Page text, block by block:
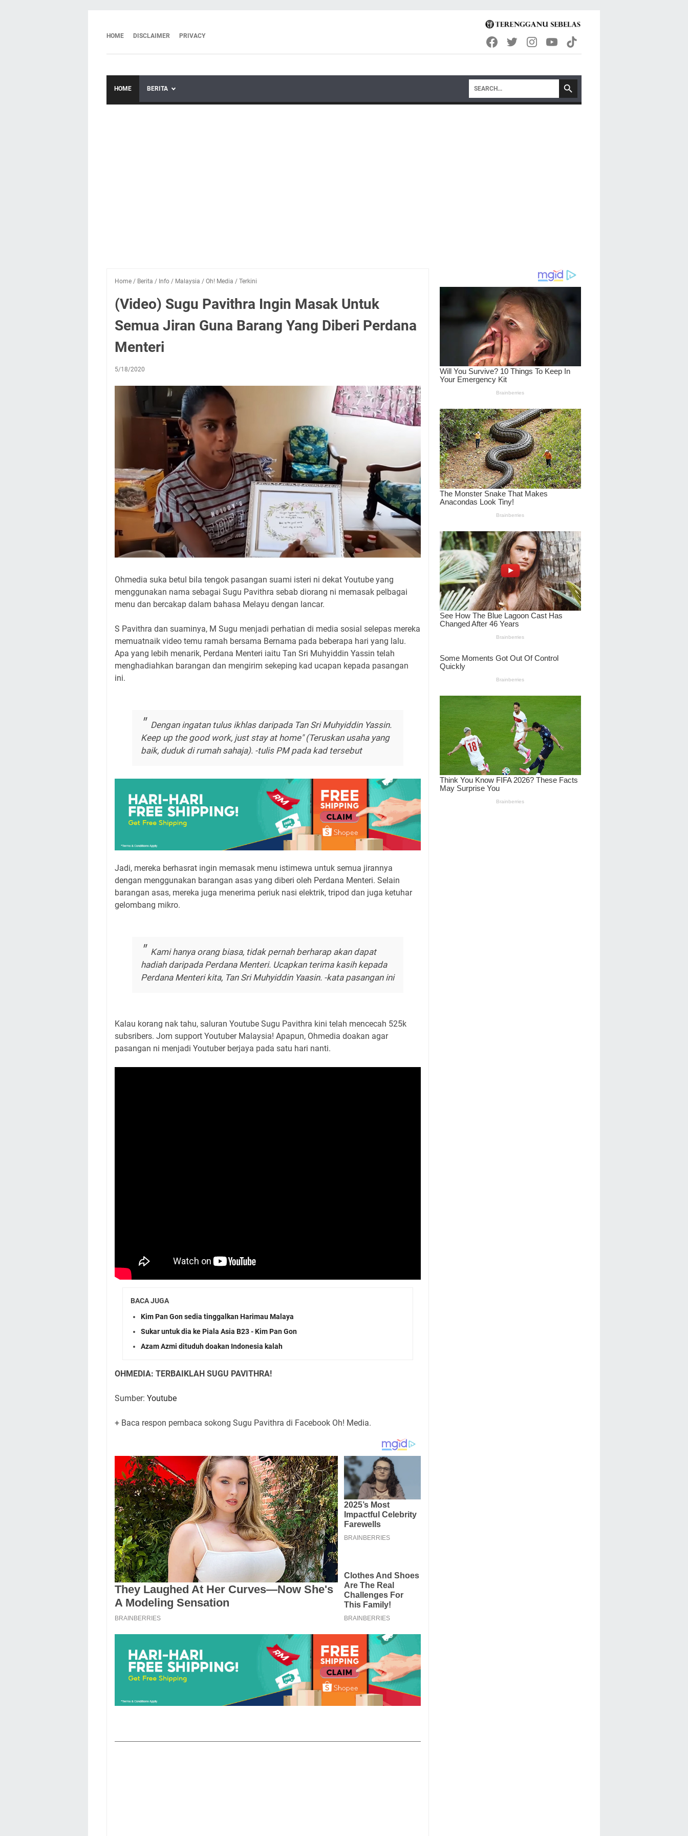
HOME DISCLAIMER PRIVACY
HOME BERITA
Home / Berita / Info / Malaysia / Oh! Media / Terkini
(Video) Sugu Pavithra Ingin Masak Untuk
Semua Jiran Guna Barang Yang Diberi Perdana
Menteri
5/18/2020
Ohmedia suka betul bila tengok pasangan suami isteri ni dekat Youtube yang
menggunakan nama sebagai Sugu Pavithra sebab diorang ni memasak pelbagai
menu dan bercakap dalam bahasa Melayu dengan lancar.
S Pavithra dan suaminya, M Sugu menjadi perhatian di media sosial selepas mereka
memuatnaik video temu ramah bersama Bernama pada beberapa hari yang lalu.
Apa yang lebih menarik, Perdana Menteri iaitu Tan Sri Muhyiddin Yassin telah
menghadiahkan barangan dan mengirim sekeping kad ucapan kepada pasangan
ini.
Dengan ingatan tulus ikhlas daripada Tan Sri Muhyiddin Yassin.
Keep up the good work, just stay at home" (Teruskan usaha yang
baik, duduk di rumah sahaja). -tulis PM pada kad tersebut
Jadi, mereka berhasrat ingin memasak menu istimewa untuk semua jirannya
dengan menggunakan barangan asas yang diberi oleh Perdana Menteri. Selain
barangan asas, mereka juga menerima periuk nasi elektrik, tripod dan juga ketuhar
gelombang mikro.
Kami hanya orang biasa, tidak pernah berharap akan dapat
hadiah daripada Perdana Menteri. Ucapkan terima kasih kepada
Perdana Menteri kita, Tan Sri Muhyiddin Yaasin. -kata pasangan ini
Kalau korang nak tahu, saluran Youtube Sugu Pavithra kini telah mencecah 525k
subsribers. Jom support Youtuber Malaysia! Apapun, Ohmedia doakan agar
pasangan ni menjadi Youtuber berjaya pada satu hari nanti.
BACA JUGA
Kim Pan Gon sedia tinggalkan Harimau Malaya
Sukar untuk dia ke Piala Asia B23 - Kim Pan Gon
Azam Azmi dituduh doakan Indonesia kalah
OHMEDIA: TERBAIKLAH SUGU PAVITHRA!
Sumber: Youtube
+ Baca respon pembaca sokong Sugu Pavithra di Facebook Oh! Media.